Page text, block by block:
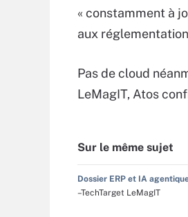
« constamment à
aux
Pas de cloud
LeMagIT, Atos
Sur le même sujet
Dossier ERP et IA
–TechTarget LeMagIT